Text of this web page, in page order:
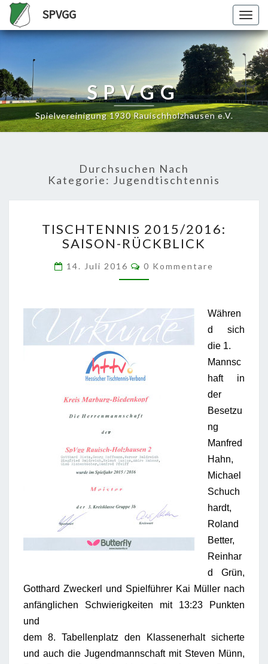
SPVGG
SPVGG
Spielvereinigung 1930 Rauischholzhausen e.V.
Durchsuchen Nach
Kategorie: Jugendtischtennis
2015/2016:
SAISON-
TISCHTENNIS 2015/2016:
SAISON-RÜCKBLICK
14. Juli 2016 Kommentare
0 Kommentare
Währen
d sich
die 1.
Mannsc
haft in
der
Besetzu
ng
Manfred
Hahn,
Michael
Schuch
hardt,
Roland
Better,
Reinhar
d Grün,
Gotthard Zweckerl und Spielführer Kai Müller nach
anfänglichen Schwierigkeiten mit 13:23 Punkten
und
dem 8. Tabellenplatz den Klassenerhalt sicherte
und auch die Jugendmannschaft mit Steven Münn,